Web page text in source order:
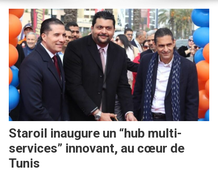
Staroil inaugure un “hub multi-
services” innovant, au cœur de
Tunis